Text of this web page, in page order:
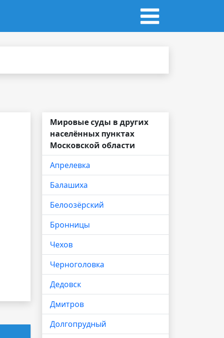
Мировые суды в других
населённых пунктах
Московской области
Апрелевка
Балашиха
Белоозёрский
Бронницы
Чехов
Черноголовка
Дедовск
Дмитров
Долгопрудный